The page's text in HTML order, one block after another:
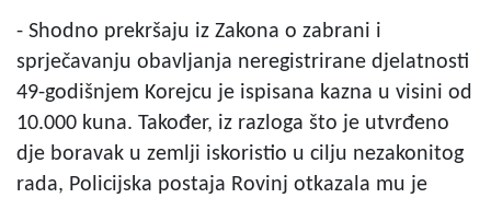
- Shodno prekršaju iz Zakona o zabrani i
sprječavanju obavljanja neregistrirane djelatnosti
49-godišnjem Korejcu je ispisana kazna u visini od
10.000 kuna. Također, iz razloga što je utvrđeno
dje boravak u zemlji iskoristio u cilju nezakonitog
rada, Policijska postaja Rovinj otkazala mu je